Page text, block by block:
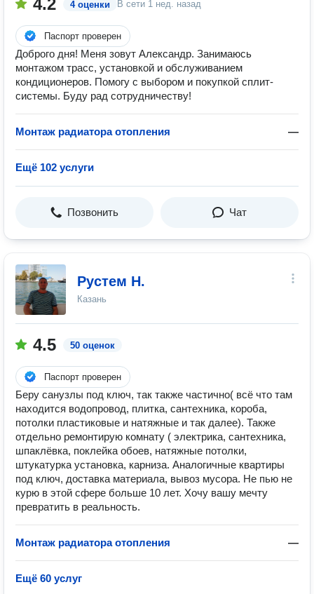
4.2 4 оценки В сети 1 нед. назад
Паспорт проверен
Доброго дня! Меня зовут Александр. Занимаюсь
монтажом трасс, установкой и обслуживанием
кондиционеров. Помогу с выбором и покупкой сплит-
системы. Буду рад сотрудничеству!
Монтаж радиатора отопления —
Ещё 102 услуги
Позвонить Чат
Рустем Н.
Казань
4.5 50 оценок
Паспорт проверен
Беру санузлы под ключ, так также частично( всё что там
находится водопровод, плитка, сантехника, короба,
потолки пластиковые и натяжные и так далее). Также
отдельно ремонтирую комнату ( электрика, сантехника,
шпаклёвка, поклейка обоев, натяжные потолки,
штукатурка установка, карниза. Аналогичные квартиры
под ключ, доставка материала, вывоз мусора. Не пью не
курю в этой сфере больше 10 лет. Хочу вашу мечту
превратить в реальность.
Монтаж радиатора отопления —
Ещё 60 услуг